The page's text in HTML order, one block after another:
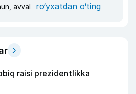
avval ro‘yxatdan o‘ting
raisi prezidentlikka